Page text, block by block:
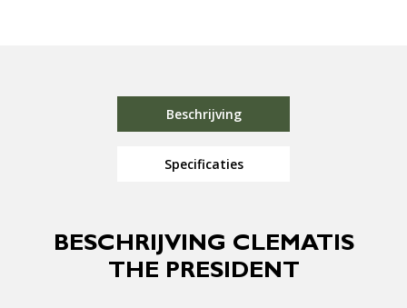
Beschrijving
Specificaties
BESCHRIJVING CLEMATIS
THE PRESIDENT